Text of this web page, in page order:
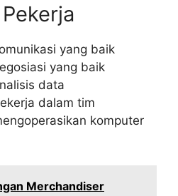
yang baik
yang baik
data
dalam tim
komputer
Merchandiser